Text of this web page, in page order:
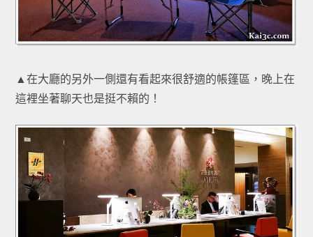
▲在大廳的另外一側還有看起來很舒適的帳篷區，晚上在
這裡坐著聊天也是挺不賴的！